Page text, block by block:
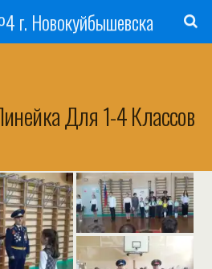
Новокуйбышевска
Для 1-4 Классов